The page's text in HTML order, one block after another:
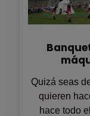
Quizá seas
quieren
hace todo